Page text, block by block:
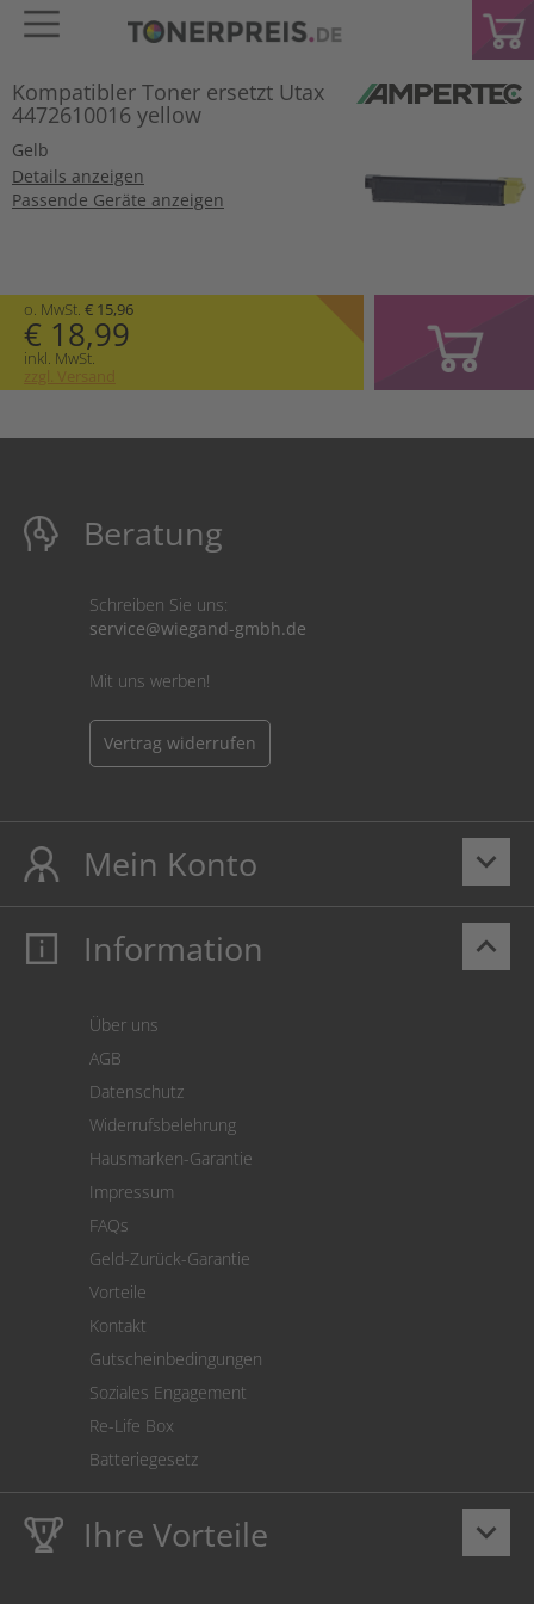
Kompatibler Toner ersetzt Utax
4472610016 yellow
Gelb
Details anzeigen
Passende Geräte anzeigen
o. MwSt. € 15,96
€ 18,99
inkl. MwSt.
zzgl. Versand
Beratung
Schreiben Sie uns:
service@wiegand-gmbh.de
Mit uns werben!
Vertrag widerrufen
keyboard_arrow_down
Mein Konto
Mein Konto
Cookie Einstellungen
keyboard_arrow_up
Information
Über uns
AGB
Datenschutz
Widerrufsbelehrung
Hausmarken-Garantie
Impressum
FAQs
Geld-Zurück-Garantie
Vorteile
Kontakt
Gutscheinbedingungen
Soziales Engagement
Re-Life Box
Batteriegesetz
keyboard_arrow_down
Ihre Vorteile